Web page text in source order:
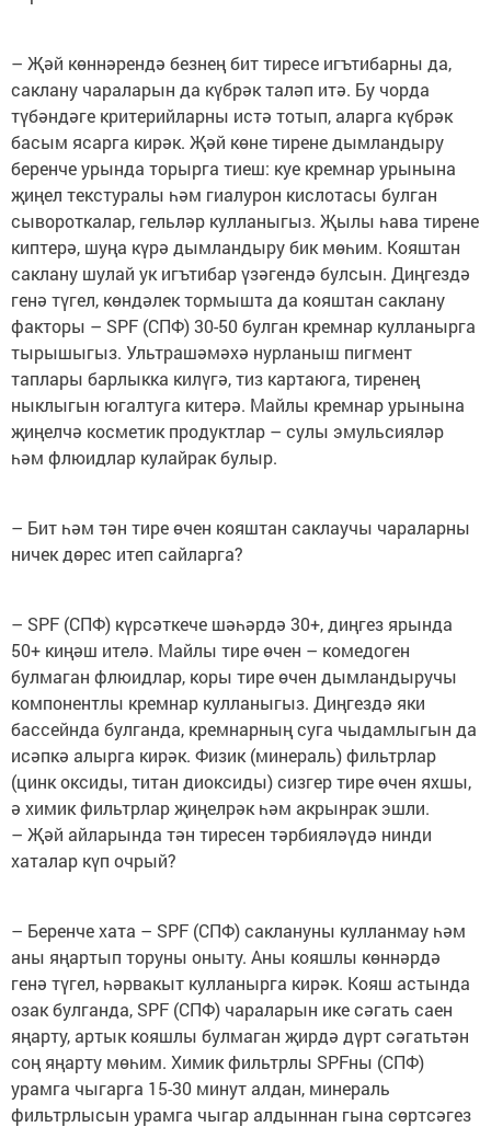
– Җәй көннәрендә безнең бит тиресе игътибарны да,
саклану чараларын да күбрәк таләп итә. Бу чорда
түбәндәге критерийларны истә тотып, аларга күбрәк
басым ясарга кирәк. Җәй көне тирене дымландыру
беренче урында торырга тиеш: куе кремнар урынына
җиңел текстуралы һәм гиалурон кислотасы булган
сывороткалар, гельләр кулланыгыз. Җылы һава тирене
киптерә, шуңа күрә дымландыру бик мөһим. Кояштан
саклану шулай ук игътибар үзәгендә булсын. Диңгездә
генә түгел, көндәлек тормышта да кояштан саклану
факторы – SPF (СПФ) 30-50 булган кремнар кулланырга
тырышыгыз. Ультрашәмәхә нурланыш пигмент
таплары барлыкка килүгә, тиз картаюга, тиренең
ныклыгын югалтуга китерә. Майлы кремнар урынына
җиңелчә косметик продуктлар – сулы эмульсияләр
һәм флюидлар кулайрак булыр.
– Бит һәм тән тире өчен кояштан саклаучы чараларны
ничек дөрес итеп сайларга?
– SPF (СПФ) күрсәткече шәһәрдә 30+, диңгез ярында
50+ киңәш ителә. Майлы тире өчен – комедоген
булмаган флюидлар, коры тире өчен дымландыручы
компонентлы кремнар кулланыгыз. Диңгездә яки
бассейнда булганда, кремнарның суга чыдамлыгын да
исәпкә алырга кирәк. Физик (минераль) фильтрлар
(цинк оксиды, титан диоксиды) сизгер тире өчен яхшы,
ә химик фильтрлар җиңелрәк һәм акрынрак эшли.
– Җәй айларында тән тиресен тәрбияләүдә нинди
хаталар күп очрый?
– Беренче хата – SPF (СПФ) саклануны кулланмау һәм
аны яңартып торуны оныту. Аны кояшлы көннәрдә
генә түгел, һәрвакыт кулланырга кирәк. Кояш астында
озак булганда, SPF (СПФ) чараларын ике сәгать саен
яңарту, артык кояшлы булмаган җирдә дүрт сәгатьтән
соң яңарту мөһим. Химик фильтрлы SPFны (СПФ)
урамга чыгарга 15-30 минут алдан, минераль
фильтрлысын урамга чыгар алдыннан гына сөртсәгез